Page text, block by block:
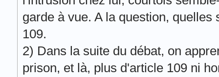
garde à vue. A la question,
109.
2) Dans la suite du débat, on
prison, et là, plus d'article 109 ni